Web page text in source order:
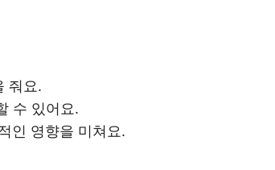
줘요.
수 있어요.
인 영향을 미쳐요.